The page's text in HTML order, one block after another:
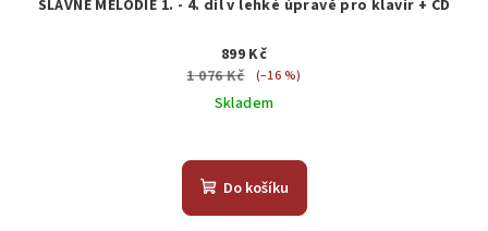
SLAVNÉ MELODIE 1. - 4. díl v lehké úpravě pro klavír + CD
899 Kč
1 076 Kč
(–16 %)
Skladem
hodnocení
produktu
Do košíku